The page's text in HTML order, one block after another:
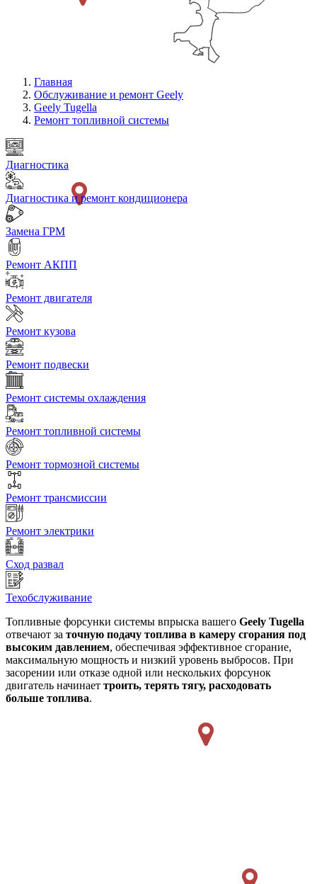
Главная
Обслуживание и ремонт Geely
Geely Tugella
Ремонт топливной системы
Диагностика
Диагностика и ремонт кондиционера
Замена ГРМ
Ремонт АКПП
Ремонт двигателя
Ремонт кузова
Ремонт подвески
Ремонт системы охлаждения
Ремонт топливной системы
Ремонт тормозной системы
Ремонт трансмиссии
Ремонт электрики
Сход развал
Техобслуживание
Топливные форсунки системы впрыска вашего Geely Tugella
отвечают за точную подачу топлива в камеру сгорания под
высоким давлением, обеспечивая эффективное сгорание,
максимальную мощность и низкий уровень выбросов. При
засорении или отказе одной или нескольких форсунок
двигатель начинает троить, терять тягу, расходовать
больше топлива.